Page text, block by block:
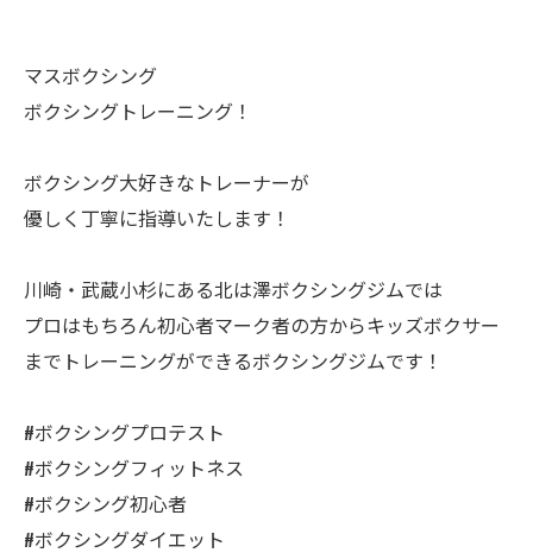
マスボクシング
ボクシングトレーニング！
ボクシング大好きなトレーナーが
優しく丁寧に指導いたします！
川崎・武蔵小杉にある北は澤ボクシングジムでは
プロはもちろん初心者マーク者の方からキッズボクサー
までトレーニングができるボクシングジムです！
#ボクシングプロテスト
#ボクシングフィットネス
#ボクシング初心者
#ボクシングダイエット